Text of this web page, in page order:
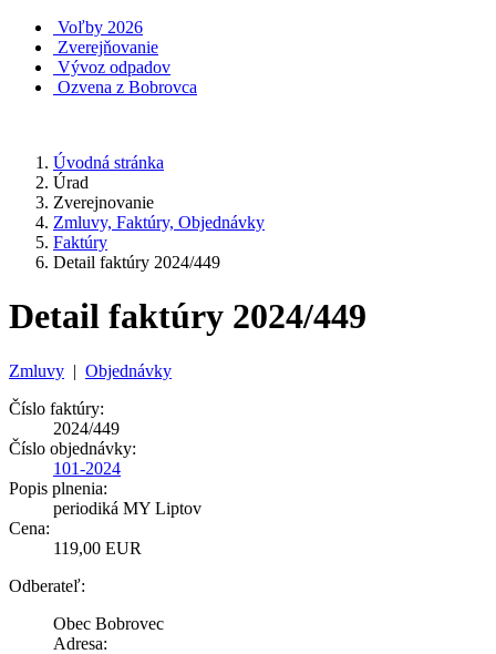
Voľby 2026
Zverejňovanie
Vývoz odpadov
Ozvena z Bobrovca
Úvodná stránka
Úrad
Zverejnovanie
Zmluvy, Faktúry, Objednávky
Faktúry
Detail faktúry 2024/449
Detail faktúry 2024/449
Zmluvy | Objednávky
Číslo faktúry:
2024/449
Číslo objednávky:
101-2024
Popis plnenia:
periodiká MY Liptov
Cena:
119,00 EUR
Odberateľ:
Obec Bobrovec
Adresa: